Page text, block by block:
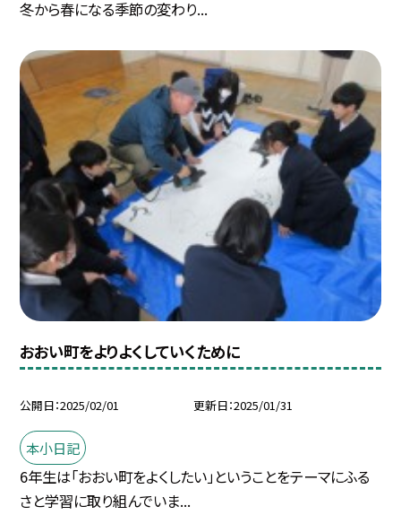
冬から春になる季節の変わり...
おおい町をよりよくしていくために
公開日 2025/02/01 更新日 2025/01/31
本小日記
6年生は「おおい町をよくしたい」ということをテーマにふる
さと学習に取り組んでいま...